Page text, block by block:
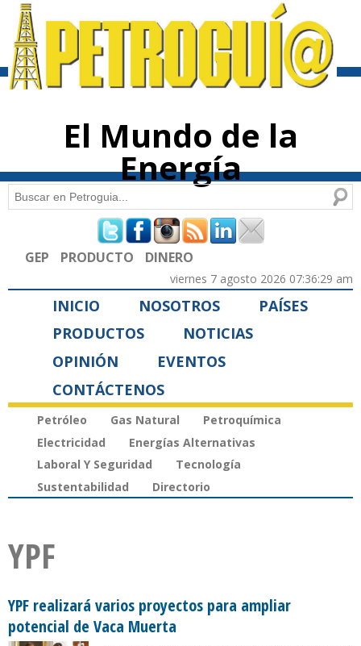
contenido
El Mundo de la
Energía
Formulario de búsqueda
Buscar
GEP PRODUCTO DINERO
viernes 7 agosto 2026 07:36:29 am
INICIO NOSOTROS
PAÍSES
PRODUCTOS
NOTICIAS
OPINIÓN
EVENTOS
CONTÁCTENOS
Petróleo Gas Natural
Petroquímica
Electricidad
Energías Alternativas
Laboral Y Seguridad
Tecnología
Sustentabilidad
Directorio
YPF
YPF realizará varios proyectos para ampliar
potencial de Vaca Muerta